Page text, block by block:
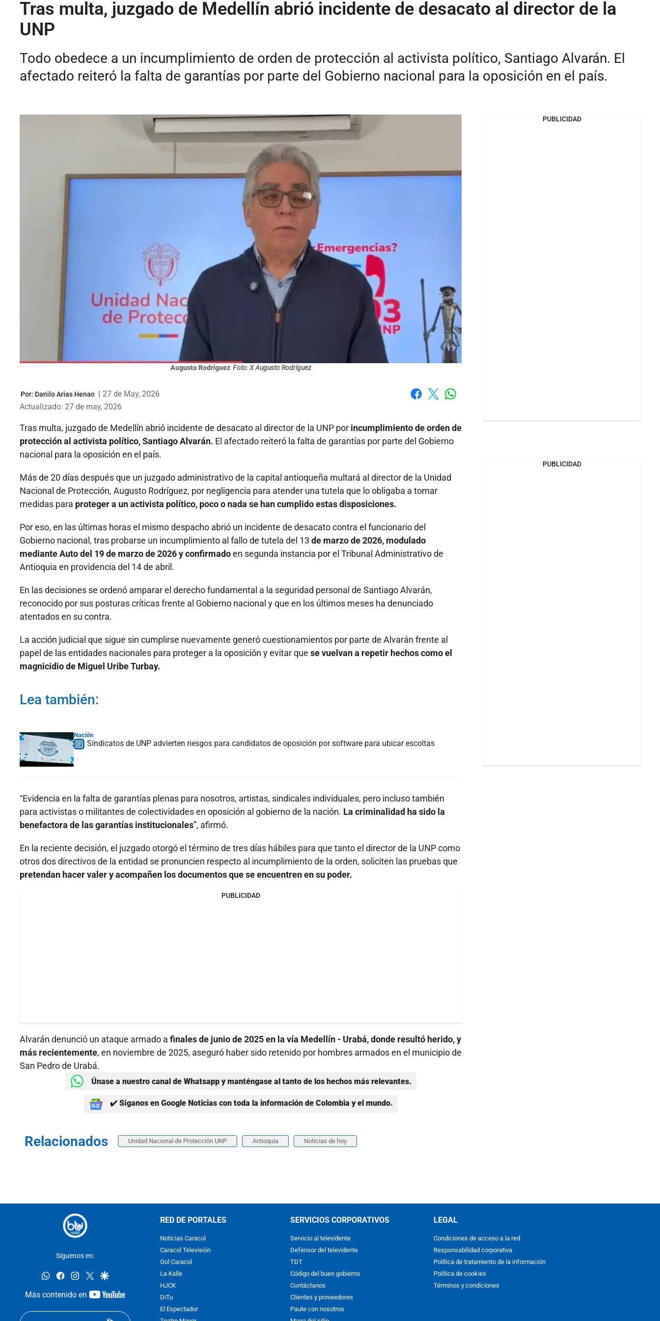
Tras multa, juzgado de Medellín abrió incidente de desacato al director de la
UNP
Todo obedece a un incumplimiento de orden de protección al activista político, Santiago Alvarán. El
afectado reiteró la falta de garantías por parte del Gobierno nacional para la oposición en el país.
Augusto Rodríguez Foto: X Augusto Rodríguez
Por: Danilo Arias Henao | 27 de May, 2026
Actualizado: 27 de may, 2026
Tras multa, juzgado de Medellín abrió incidente de desacato al director de la UNP por incumplimiento de orden de
protección al activista político, Santiago Alvarán. El afectado reiteró la falta de garantías por parte del Gobierno
nacional para la oposición en el país.
Más de 20 días después que un juzgado administrativo de la capital antioqueña multará al director de la Unidad
Nacional de Protección, Augusto Rodríguez, por negligencia para atender una tutela que lo obligaba a tomar
medidas para proteger a un activista político, poco o nada se han cumplido estas disposiciones.
Por eso, en las últimas horas el mismo despacho abrió un incidente de desacato contra el funcionario del
Gobierno nacional, tras probarse un incumplimiento al fallo de tutela del 13 de marzo de 2026, modulado
mediante Auto del 19 de marzo de 2026 y confirmadoen segunda instancia por el Tribunal Administrativo de
Antioquia en providencia del 14 de abril.
En las decisiones se ordenó amparar el derecho fundamental a la seguridad personal de Santiago Alvarán,
reconocido por sus posturas críticas frente al Gobierno nacional y que en los últimos meses ha denunciado
atentados en su contra.
La acción judicial que sigue sin cumplirse nuevamente generó cuestionamientos por parte de Alvarán frente al
papel de las entidades nacionales para proteger a la oposición y evitar que se vuelvan a repetir hechos como el
magnicidio de Miguel Uribe Turbay.
Lea también:
Nación
Sindicatos de UNP advierten riesgos para candidatos de oposición por software para ubicar escoltas
“Evidencia en la falta de garantías plenas para nosotros, artistas, sindicales individuales, pero incluso también
para activistas o militantes de colectividades en oposición al gobierno de la nación. La criminalidad ha sido la
benefactora de las garantías institucionales”, afirmó.
En la reciente decisión, el juzgado otorgó el término de tres días hábiles para que tanto el director de la UNP como
otros dos directivos de la entidad se pronuncien respecto al incumplimiento de la orden, soliciten las pruebas que
pretendan hacer valer y acompañen los documentos que se encuentren en su poder.
PUBLICIDAD
Alvarán denunció un ataque armado a finales de junio de 2025 en la vía Medellín - Urabá, donde resultó herido, y
más recientemente, en noviembre de 2025, aseguró haber sido retenido por hombres armados en el municipio de
San Pedro de Urabá.
Únase a nuestro canal de Whatsapp y manténgase al tanto de los hechos más relevantes.
✔️ Síganos en Google Noticias con toda la información de Colombia y el mundo.
Relacionados Unidad Nacional de Protección UNP Antioquia Noticias de hoy
PUBLICIDAD
PUBLICIDAD
Síguenos en:
whatsappfacebookinstagram
twittergoogle
Más contenido en
youtube-
RED DE PORTALES
Noticias Caracol
Caracol Televisión
Gol Caracol
La Kalle
HJCK
DiTu
El Espectador
SERVICIOS CORPORATIVOS
Servicio al televidente
Defensor del televidente
TDT
Código del buen gobierno
Contáctanos
Clientes y proveedores
Paute con nosotros
LEGAL
Condiciones de acceso a la red
Responsabilidad corporativa
Política de tratamiento de la información
Política de cookies
Términos y condiciones